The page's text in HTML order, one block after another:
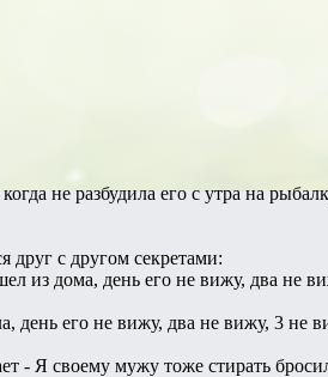
не разбудила его с утра на
друг с другом секретами:
из дома, день его не вижу, два не
день его не вижу, два не вижу, 3 не
- Я своему мужу тоже стирать